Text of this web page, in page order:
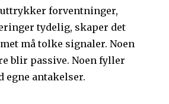
forventninger,
tydelig, skaper det
må tolke signaler. Noen
blir passive. Noen fyller
egne antakelser.